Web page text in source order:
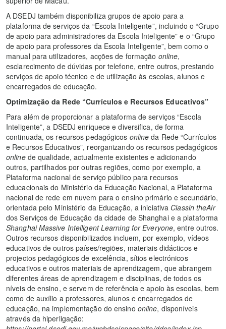
A DSEDJ também disponibiliza grupos de apoio para a
plataforma de serviços da “Escola Inteligente”, incluindo o “Grupo
de apoio para administradores da Escola Inteligente” e o “Grupo
de apoio para professores da Escola Inteligente”, bem como o
manual para utilizadores, acções de formação online,
esclarecimento de dúvidas por telefone, entre outros, prestando
serviços de apoio técnico e de utilização às escolas, alunos e
encarregados de educação.
Optimização da Rede “Currículos e Recursos Educativos”
Para além de proporcionar a plataforma de serviços “Escola
Inteligente”, a DSEDJ enriquece e diversifica, de forma
continuada, os recursos pedagógicos online da Rede “Currículos
e Recursos Educativos”, reorganizando os recursos pedagógicos
onlinede qualidade, actualmente existentes e adicionando
outros, partilhados por outras regiões, como por exemplo, a
Plataforma nacional de serviço público para recursos
educacionais do Ministério da Educação Nacional, a Plataforma
nacional de rede em nuvem para o ensino primário e secundário,
orientada pelo Ministério da Educação, a iniciativa Classin theAir
dos Serviços de Educação da cidade de Shanghai e a plataforma
Shanghai Massive Intelligent Learning for Everyone, entre outros.
Outros recursos disponibilizados incluem, por exemplo, vídeos
educativos de outros países/regiões, materiais didácticos e
projectos pedagógicos de excelência, sítios electrónicos
educativos e outros materiais de aprendizagem, que abrangem
diferentes áreas de aprendizagem e disciplinas, de todos os
níveis de ensino, e servem de referência e apoio às escolas, bem
como de auxílio a professores, alunos e encarregados de
educação, na implementação do ensino online, disponíveis
através da hiperligação: